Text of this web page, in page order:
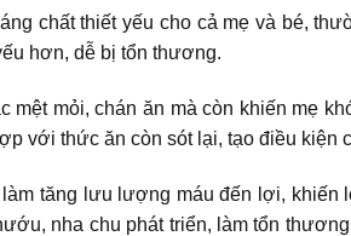
chất thiết yếu cho cả mẹ và bé,
hơn, dễ bị tổn thương.
mệt mỏi, chán ăn mà còn khiến mẹ
với thức ăn còn sót lại, tạo điều kiện
tăng lưu lượng máu đến lợi,
nha chu phát triển, làm tổn